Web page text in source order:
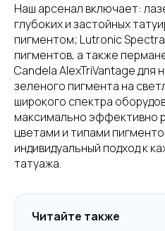
Наш арсенал включает:
глубоких и застойных
пигментом; Lutronic
пигментов, а также
Candela AlexTriVantage для
зеленого пигмента на
широкого спектра
максимально эффективно
цветами и типами
индивидуальный подход к
татуажа.
Читайте также